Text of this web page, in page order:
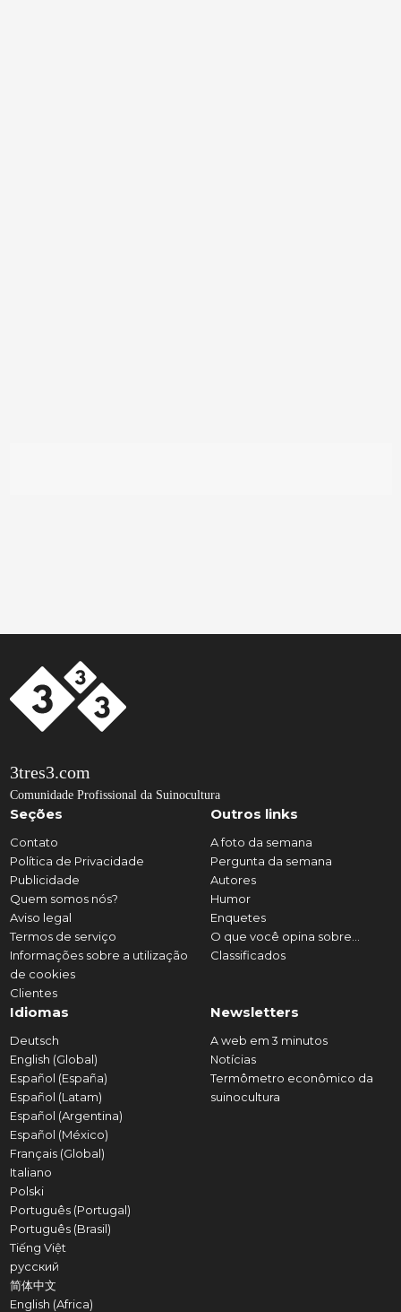
3tres3.com
Comunidade Profissional da Suinocultura
Seções
Contato
Política de Privacidade
Publicidade
Quem somos nós?
Aviso legal
Termos de serviço
Informações sobre a utilização
de cookies
Clientes
Outros links
A foto da semana
Pergunta da semana
Autores
Humor
Enquetes
O que você opina sobre...
Classificados
Idiomas
Deutsch
English (Global)
Español (España)
Español (Latam)
Español (Argentina)
Español (México)
Français (Global)
Italiano
Polski
Português (Portugal)
Português (Brasil)
Tiếng Việt
русский
简体中文
English (Africa)
Newsletters
A web em 3 minutos
Notícias
Termômetro econômico da
suinocultura